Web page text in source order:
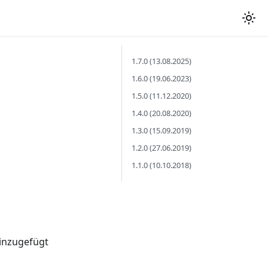
1.7.0 (13.08.2025)
1.6.0 (19.06.2023)
1.5.0 (11.12.2020)
1.4.0 (20.08.2020)
1.3.0 (15.09.2019)
1.2.0 (27.06.2019)
1.1.0 (10.10.2018)